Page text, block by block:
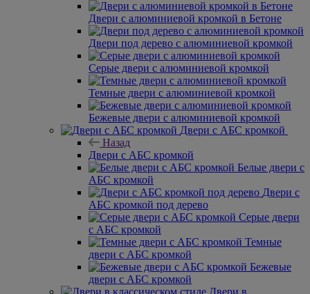
Двери с алюминиевой кромкой в Бетоне
Двери под дерево с алюминиевой кромкой
Серые двери с алюминиевой кромкой
Темные двери с алюминиевой кромкой
Бежевые двери с алюминиевой кромкой
Двери с АБС кромкой
Назад
Двери с АБС кромкой
Белые двери с
АБС кромкой
Двери с
АБС кромкой под дерево
Серые двери
с АБС кромкой
Темные
двери с АБС кромкой
Бежевые
двери с АБС кромкой
Двери в